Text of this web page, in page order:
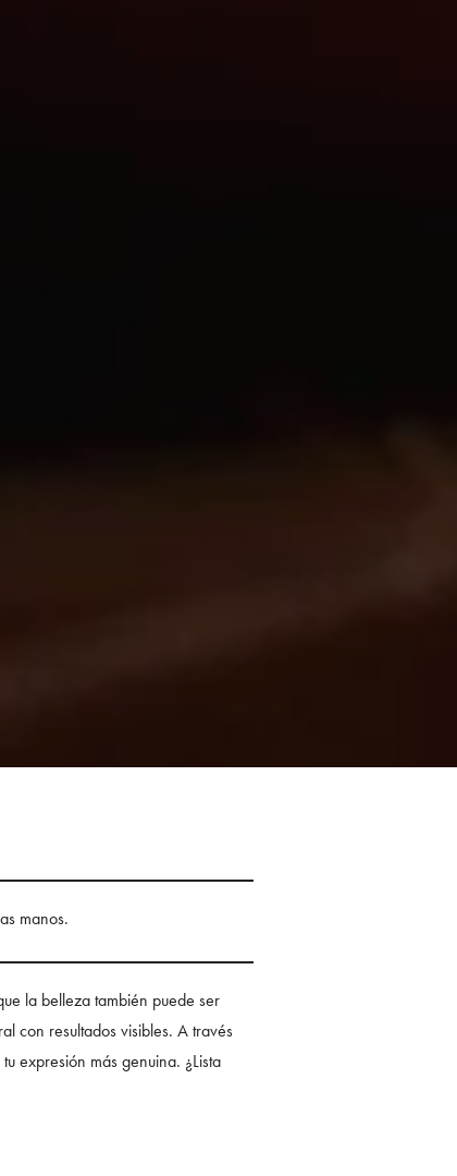
manos.
la belleza también puede ser
con resultados visibles. A través
expresión más genuina. ¿Lista